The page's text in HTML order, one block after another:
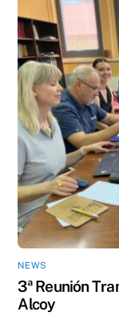
NEWS
3ª Reunión
Alcoy